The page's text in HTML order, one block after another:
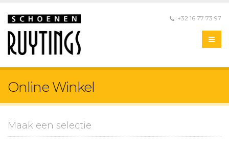
+32 16 77 73 97
Online Winkel
Maak een selectie